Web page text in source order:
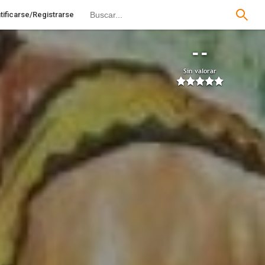
Registrarse
--
Sin valorar